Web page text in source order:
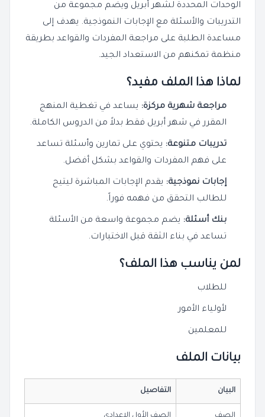
الوحدات المحددة لشهر أبريل ويضم مجموعة من
التدريبات والأسئلة مع الإجابات النموذجية. يهدف إلى
مساعدة الطلبة على مراجعة المفردات والقواعد بطريقة
منظمة تمكنهم من الاستعداد الجيد.
لماذا هذا الملف مفيد؟
مراجعة شهرية مركزة: يساعد في تغطية المنهج
المقرر في شهر أبريل فقط بدلاً من الدروس الكاملة.
تدريبات متنوعة: يحتوي على تمارين وأسئلة تساعد
على فهم المفردات والقواعد بشكل أفضل.
إجابات نموذجية: يقدم الإجابات المباشرة ليتيح
للطالب التحقق من فهمه فوراً.
بنك أسئلة: يضم مجموعة واسعة من الأسئلة
تساعد في بناء الثقة قبل الاختبارات.
لمن يناسب هذا الملف؟
للطلاب
لأولياء الأمور
للمعلمين
بيانات الملف
البيان التفاصيل